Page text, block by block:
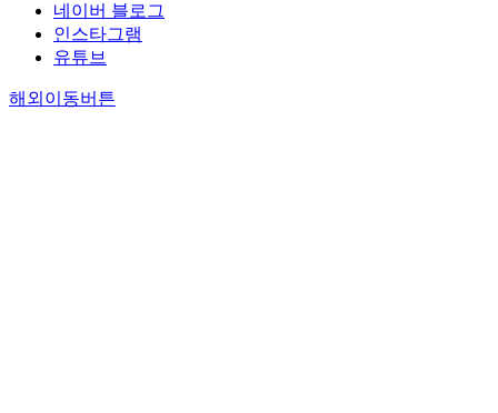
네이버 블로그
인스타그램
유튜브
해외이동버튼